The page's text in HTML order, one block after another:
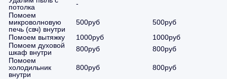
потолка
-
Помоем
микроволновую
печь (свч) внутри
500руб
500руб
Помоем вытяжку
1000руб
1000руб
Помоем духовой
шкаф внутри
800руб
800руб
Помоем
холодильник
внутри
800руб
800руб